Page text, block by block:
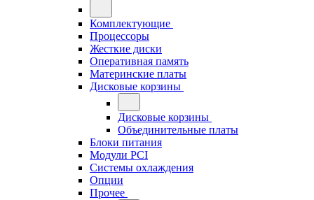
Комплектующие
Процессоры
Жесткие диски
Оперативная память
Материнские платы
Дисковые корзины
Дисковые корзины
Объединительные платы
Блоки питания
Модули PCI
Системы охлаждения
Опции
Прочее